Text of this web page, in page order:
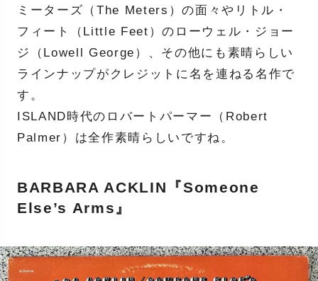
ミーターズ（The Meters）の面々やリトル・
フィート（Little Feet）のローウェル・ジョー
ジ（Lowell George）、その他にも素晴らしい
ラインナップがクレジットに名を連ねる名作で
す。
ISLAND時代のロバートパーマー（Robert
Palmer）は全作素晴らしいですね。
BARBARA ACKLIN『Someone
Else’s Arms』